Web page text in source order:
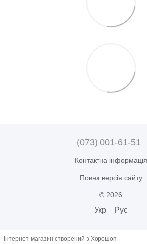
(073) 001-61-51
Контактна інформація
Повна версія сайту
© 2026
Укр Рус
Інтернет-магазин створений з Хорошоп